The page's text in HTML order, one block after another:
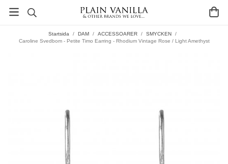
Startsida / DAM / ACCESSOARER / SMYCKEN
/
Caroline Svedbom - Petite Timo Earring - Rhodium Vintage Rose / Light Amethyst